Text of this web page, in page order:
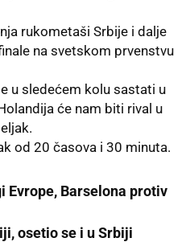
rukometaši Srbije i dalje
na svetskom prvenstvu
u sledećem kolu sastati u
će nam biti rival u
od 20 časova i 30 minuta.
Evrope, Barselona protiv
osetio se i u Srbiji